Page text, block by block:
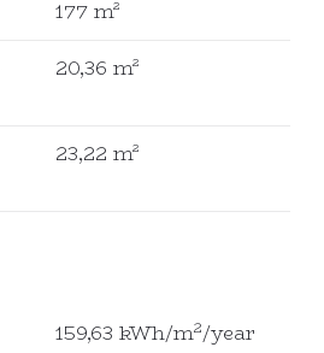
177 m²
20,36 m²
23,22 m²
159,63 kWh/m2/year